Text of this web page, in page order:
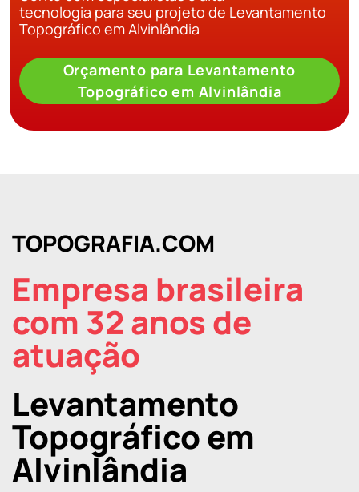
tecnologia para seu projeto de Levantamento
Topográfico em Alvinlândia
Orçamento para Levantamento
Topográfico em Alvinlândia
TOPOGRAFIA.COM
Empresa brasileira
com 32 anos de
atuação
Levantamento
Topográfico em
Alvinlândia